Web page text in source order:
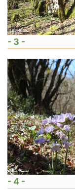
- 3 -
- 4 -